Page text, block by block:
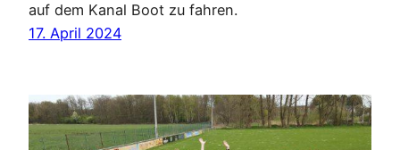
auf dem Kanal Boot zu fahren.
17. April 2024